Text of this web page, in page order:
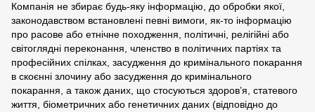
Компанія не збирає будь-яку інформацію, до обробки якої,
законодавством встановлені певні вимоги, як-то інформацію
про расове або етнічне походження, політичні, релігійні або
світоглядні переконання, членство в політичних партіях та
професійних спілках, засудження до кримінального покарання
в скоєнні злочину або засудження до кримінального
покарання, а також даних, що стосуються здоров’я, статевого
життя, біометричних або генетичних даних (відповідно до